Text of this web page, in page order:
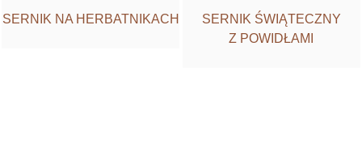
SERNIK NA HERBATNIKACH
SERNIK ŚWIĄTECZNY
Z POWIDŁAMI